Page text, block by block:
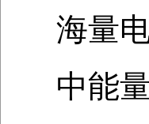
海量
中能